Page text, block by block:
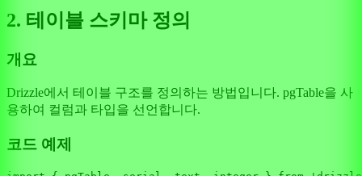
2. 테이블 스키마 정의
개요
Drizzle에서 테이블 구조를 정의하는 방법입니다. pgTable을 사
용하여 컬럼과 타입을 선언합니다.
코드 예제